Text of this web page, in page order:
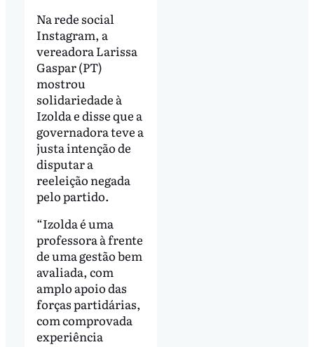
Na rede social
Instagram, a
vereadora Larissa
Gaspar (PT)
mostrou
solidariedade à
Izolda e disse que a
governadora teve a
justa intenção de
disputar a
reeleição negada
pelo partido.
“Izolda é uma
professora à frente
de uma gestão bem
avaliada, com
amplo apoio das
forças partidárias,
com comprovada
experiência